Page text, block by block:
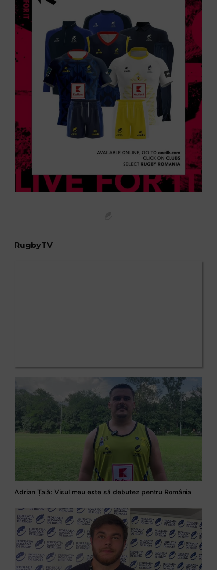
RugbyTV
Adrian Țală: Visul meu este să debutez pentru România